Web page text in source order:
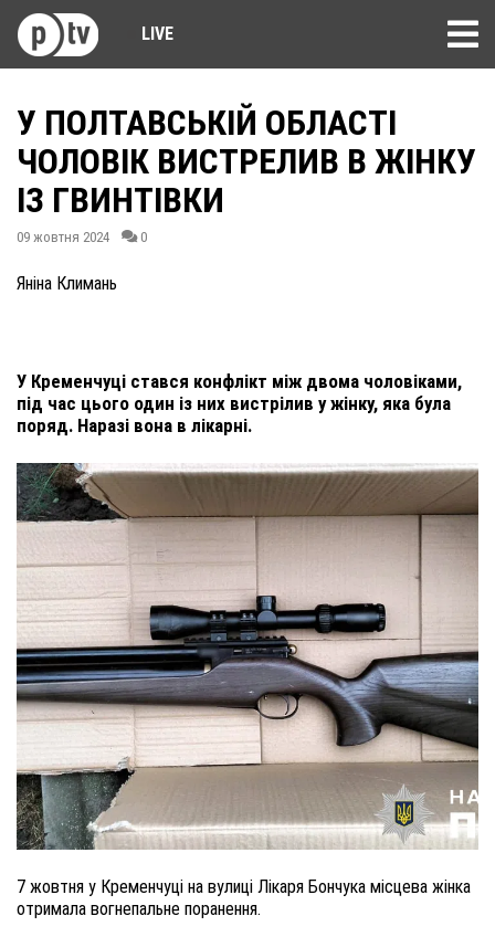
LIVE
У ПОЛТАВСЬКІЙ ОБЛАСТІ
ЧОЛОВІК ВИСТРЕЛИВ В ЖІНКУ
ІЗ ГВИНТІВКИ
09 жовтня 2024 0
Яніна Климань
У Кременчуці стався конфлікт між двома чоловіками,
під час цього один із них вистрілив у жінку, яка була
поряд. Наразі вона в лікарні.
7 жовтня у Кременчуці на вулиці Лікаря Бончука місцева жінка
отримала вогнепальне поранення.